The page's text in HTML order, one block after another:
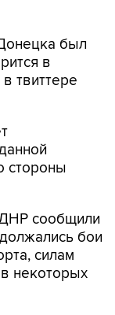
был
в
твиттере
стороны
сообщили
бои
силам
некоторых